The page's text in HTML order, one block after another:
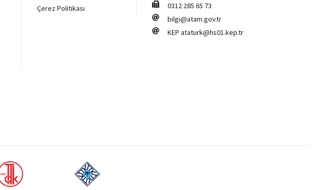
Çerez Politikası
0312 285 65 73
bilgi@atam.gov.tr
KEP ataturk@hs01.kep.tr